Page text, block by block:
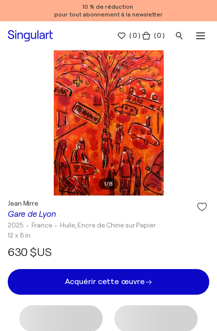
10 % de réduction
pour tout abonnement à la newsletter
(0 ) ( 0 )
1/8
Gare de Lyon
Jean Mirre
2025 • France • Huile, Encre de Chine sur Papier
12 x 8 in
630 $US
Acquérir cette œuvre